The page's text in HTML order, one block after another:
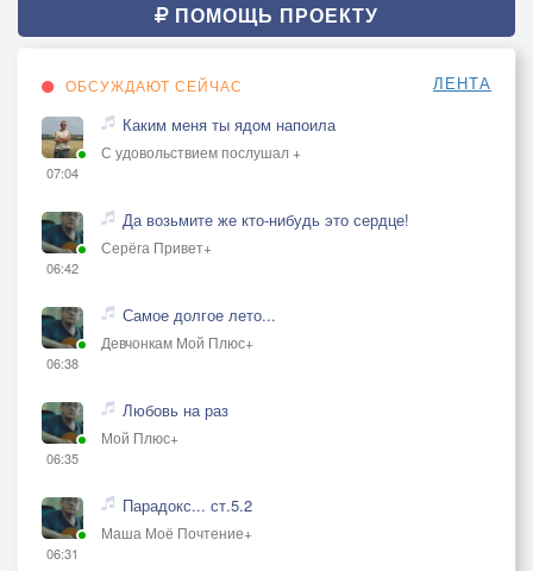
ПОМОЩЬ ПРОЕКТУ
ОБСУЖДАЮТ СЕЙЧАС ЛЕНТА
07:04
Каким меня ты ядом напоила
С удовольствием послушал +
06:42
Да возьмите же кто-нибудь это сердце!
Серёга Привет+
06:38
Самое долгое лето...
Девчонкам Мой Плюс+
06:35
Любовь на раз
Мой Плюс+
06:31
Парадокс... ст.5.2
Маша Моё Почтение+